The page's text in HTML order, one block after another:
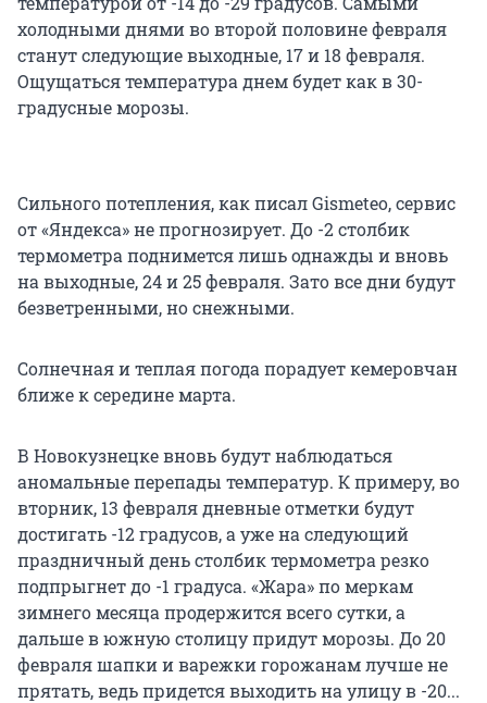
холодными днями во второй половине февраля
станут следующие выходные, 17 и 18 февраля.
Ощущаться температура днем будет как в 30-
градусные морозы.
Сильного потепления, как писал Gismeteo, сервис
от «Яндекса» не прогнозирует. До -2 столбик
термометра поднимется лишь однажды и вновь
на выходные, 24 и 25 февраля. Зато все дни будут
безветренными, но снежными.
Солнечная и теплая погода порадует кемеровчан
ближе к середине марта.
В Новокузнецке вновь будут наблюдаться
аномальные перепады температур. К примеру, во
вторник, 13 февраля дневные отметки будут
достигать -12 градусов, а уже на следующий
праздничный день столбик термометра резко
подпрыгнет до -1 градуса. «Жара» по меркам
зимнего месяца продержится всего сутки, а
дальше в южную столицу придут морозы. До 20
февраля шапки и варежки горожанам лучше не
прятать, ведь придется выходить на улицу в -20...